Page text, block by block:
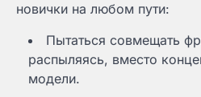
новички на любом пути:
Пытаться совмещать
распыляясь, вместо
модели.